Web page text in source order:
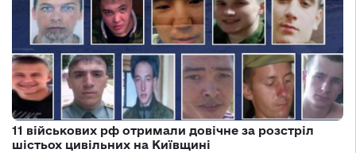
11 військових рф отримали довічне за розстріл
шістьох цивільних на Київщині